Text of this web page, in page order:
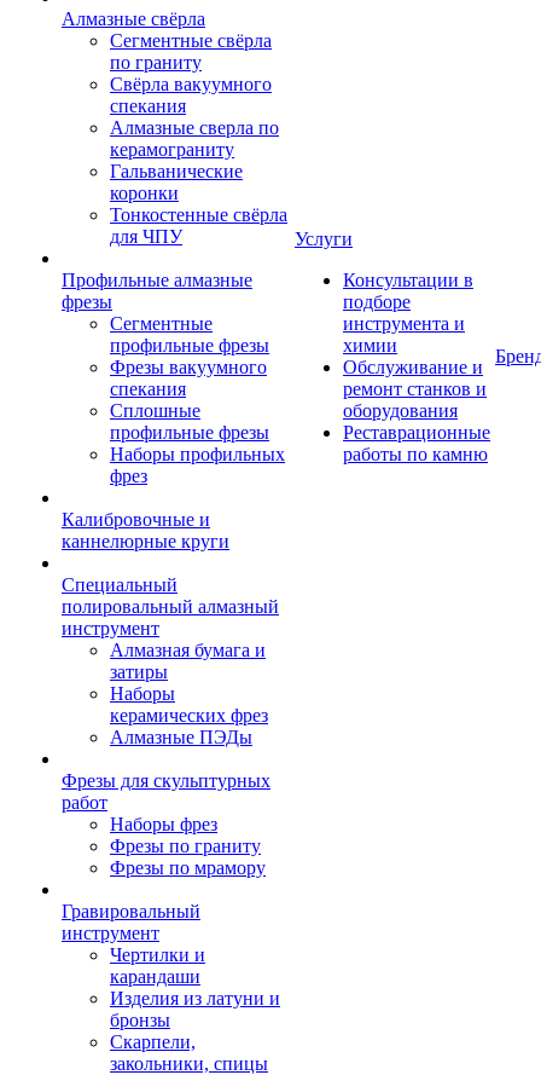
Алмазные свёрла
Сегментные свёрла
по граниту
Свёрла вакуумного
спекания
Алмазные сверла по
керамограниту
Гальванические
коронки
Тонкостенные свёрла
для ЧПУ
Профильные алмазные
фрезы
Сегментные
профильные фрезы
Фрезы вакуумного
спекания
Сплошные
профильные фрезы
Наборы профильных
фрез
Калибровочные и
каннелюрные круги
Специальный
полировальный алмазный
инструмент
Алмазная бумага и
затиры
Наборы
керамических фрез
Алмазные ПЭДы
Фрезы для скульптурных
работ
Наборы фрез
Фрезы по граниту
Фрезы по мрамору
Гравировальный
инструмент
Чертилки и
карандаши
Изделия из латуни и
бронзы
Скарпели,
закольники, спицы
Услуги
Консультации в
подборе
инструмента и
химии
Обслуживание и
ремонт станков и
оборудования
Реставрационные
работы по камню